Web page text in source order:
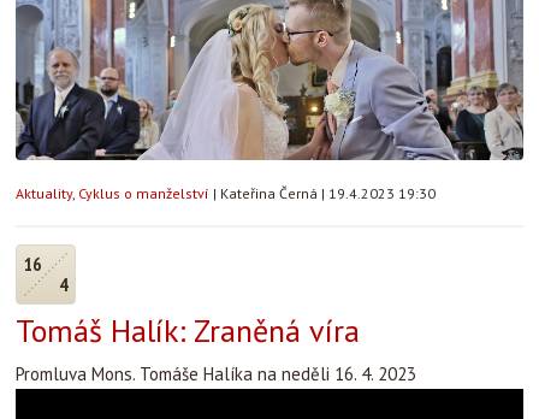
Aktuality, Cyklus o manželství | Kateřina Černá | 19.4.2023 19:30
16
4
Tomáš Halík: Zraněná víra
Promluva Mons. Tomáše Halíka na neděli 16. 4. 2023